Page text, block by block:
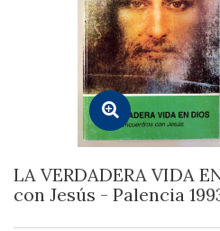
LA VERDADERA VIDA
con Jesús - Palencia